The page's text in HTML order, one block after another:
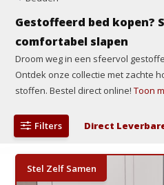
Gestoffeerd bed kopen?
comfortabel slapen
Droom weg in een sfeervol
Ontdek onze collectie met zachte
stoffen. Bestel direct online!Toon
Filters Direct
Stel Zelf Samen